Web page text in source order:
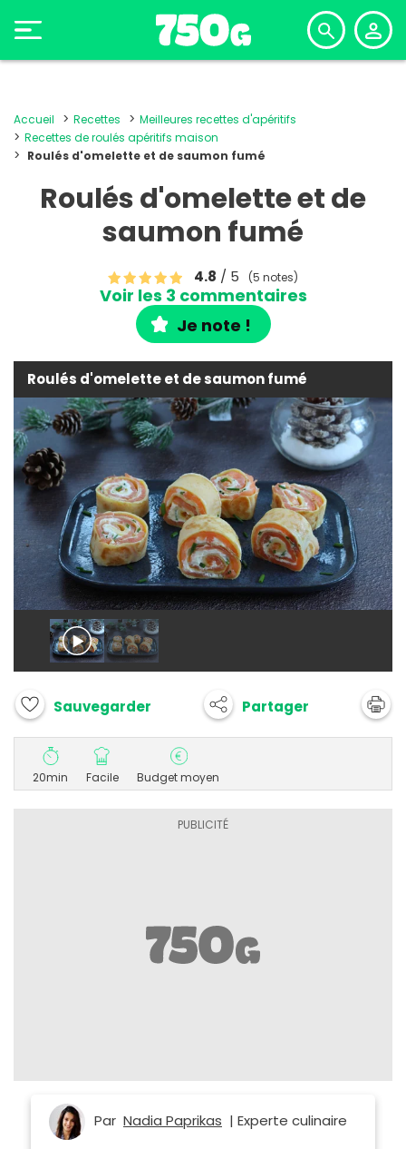
Accueil Recettes
Meilleures recettes d'apéritifs
Recettes de roulés apéritifs maison
Roulés d'omelette et de saumon fumé
Roulés d'omelette et de
saumon fumé
4.8 / 5 (5 notes)
Voir les 3 commentaires
Je note !
Roulés d'omelette et de saumon fumé
Sauvegarder Partager
20min Facile Budget moyen
Par Nadia Paprikas | Experte culinaire